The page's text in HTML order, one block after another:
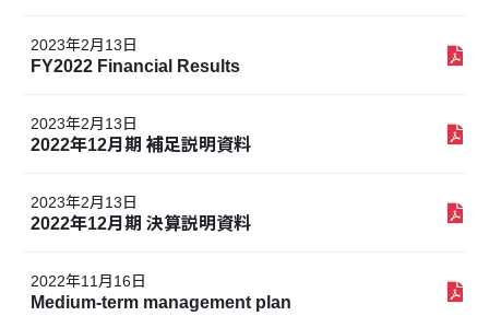
2023年2月13日
FY2022 Financial Results
2023年2月13日
2022年12月期 補足説明資料
2023年2月13日
2022年12月期 決算説明資料
2022年11月16日
Medium-term management plan